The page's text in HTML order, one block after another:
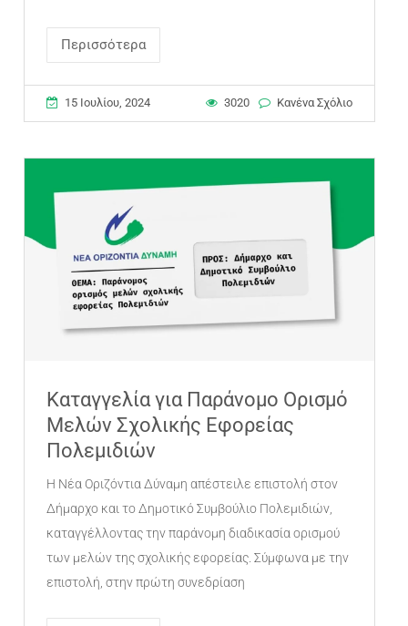
Περισσότερα
15 Ιουλίου, 2024 3020 Κανένα Σχόλιο
Καταγγελία για Παράνομο Ορισμό
Μελών Σχολικής Εφορείας
Πολεμιδιών
Η Νέα Οριζόντια Δύναμη απέστειλε επιστολή στον
Δήμαρχο και το Δημοτικό Συμβούλιο Πολεμιδιών,
καταγγέλλοντας την παράνομη διαδικασία ορισμού
των μελών της σχολικής εφορείας. Σύμφωνα με την
επιστολή, στην πρώτη συνεδρίαση